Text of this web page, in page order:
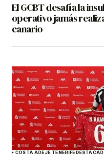
El GCBT desafía la
operativo jamás
canario
COSTA ADEJE TENERIFE